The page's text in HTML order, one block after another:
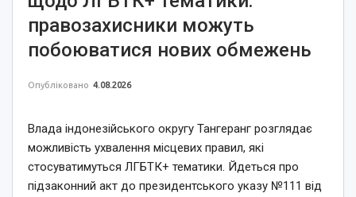
правозахисники можуть
побоюватися нових обмежень
Опубліковано 4.08.2026
Влада індонезійського округу Тангеранг розглядає
можливість ухвалення місцевих правил, які
стосуватимуться ЛГБТК+ тематики. Йдеться про
підзаконний акт до президентського указу №111 від